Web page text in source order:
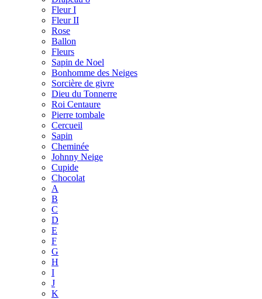
Fleur I
Fleur II
Rose
Ballon
Fleurs
Sapin de Noel
Bonhomme des Neiges
Sorcière de givre
Dieu du Tonnerre
Roi Centaure
Pierre tombale
Cercueil
Sapin
Cheminée
Johnny Neige
Cupide
Chocolat
A
B
C
D
E
F
G
H
I
J
K